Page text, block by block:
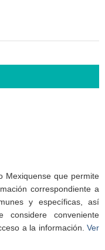
Mexiquense que permite
correspondiente a
y específicas, así
considere conveniente
a la información. Ver